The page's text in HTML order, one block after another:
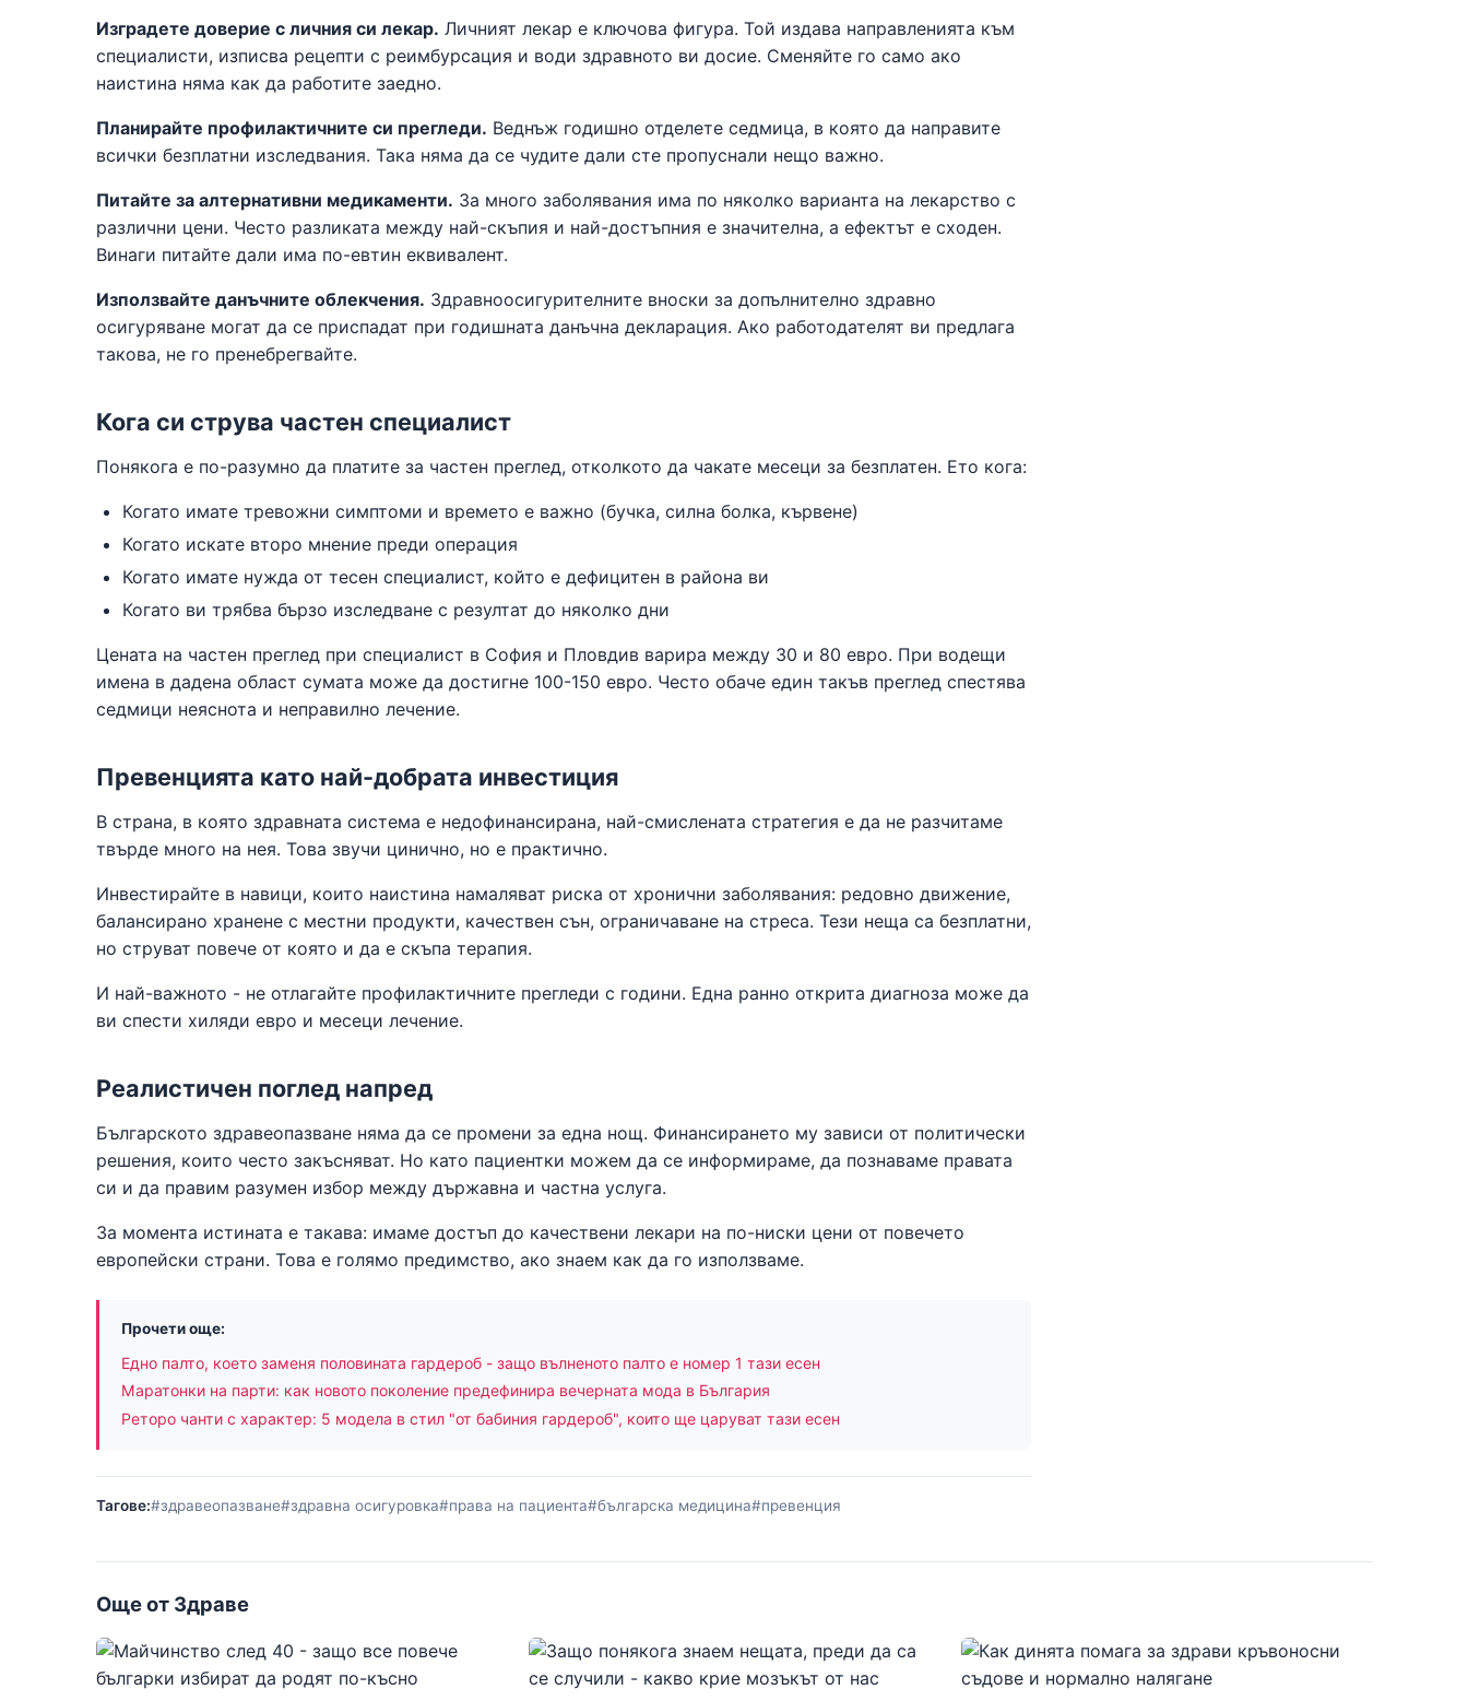
Изградете доверие с личния си лекар. Личният лекар е ключова фигура. Той издава направленията към
специалисти, изписва рецепти с реимбурсация и води здравното ви досие. Сменяйте го само ако
наистина няма как да работите заедно.
Планирайте профилактичните си прегледи. Веднъж годишно отделете седмица, в която да направите
всички безплатни изследвания. Така няма да се чудите дали сте пропуснали нещо важно.
Питайте за алтернативни медикаменти. За много заболявания има по няколко варианта на лекарство с
различни цени. Често разликата между най-скъпия и най-достъпния е значителна, а ефектът е сходен.
Винаги питайте дали има по-евтин еквивалент.
Използвайте данъчните облекчения. Здравноосигурителните вноски за допълнително здравно
осигуряване могат да се приспадат при годишната данъчна декларация. Ако работодателят ви предлага
такова, не го пренебрегвайте.
Кога си струва частен специалист
Понякога е по-разумно да платите за частен преглед, отколкото да чакате месеци за безплатен. Ето кога:
Когато имате тревожни симптоми и времето е важно (бучка, силна болка, кървене)
Когато искате второ мнение преди операция
Когато имате нужда от тесен специалист, който е дефицитен в района ви
Когато ви трябва бързо изследване с резултат до няколко дни
Цената на частен преглед при специалист в София и Пловдив варира между 30 и 80 евро. При водещи
имена в дадена област сумата може да достигне 100-150 евро. Често обаче един такъв преглед спестява
седмици неяснота и неправилно лечение.
Превенцията като най-добрата инвестиция
В страна, в която здравната система е недофинансирана, най-смислената стратегия е да не разчитаме
твърде много на нея. Това звучи цинично, но е практично.
Инвестирайте в навици, които наистина намаляват риска от хронични заболявания: редовно движение,
балансирано хранене с местни продукти, качествен сън, ограничаване на стреса. Тези неща са безплатни,
но струват повече от която и да е скъпа терапия.
И най-важното - не отлагайте профилактичните прегледи с години. Една ранно открита диагноза може да
ви спести хиляди евро и месеци лечение.
Реалистичен поглед напред
Българското здравеопазване няма да се промени за една нощ. Финансирането му зависи от политически
решения, които често закъсняват. Но като пациентки можем да се информираме, да познаваме правата
си и да правим разумен избор между държавна и частна услуга.
За момента истината е такава: имаме достъп до качествени лекари на по-ниски цени от повечето
европейски страни. Това е голямо предимство, ако знаем как да го използваме.
Прочети още:
Едно палто, което заменя половината гардероб - защо вълненото палто е номер 1 тази есен
Маратонки на парти: как новото поколение предефинира вечерната мода в България
Реторо чанти с характер: 5 модела в стил "от бабиния гардероб", които ще царуват тази есен
Тагове:#здравеопазване#здравна осигуровка#права на пациента#българска медицина#превенция
Още от Здраве